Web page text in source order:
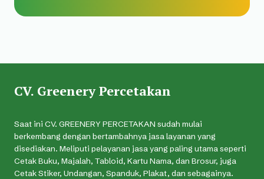
CV. Greenery Percetakan
Saat ini CV. GREENERY PERCETAKAN sudah mulai
berkembang dengan bertambahnya jasa layanan yang
disediakan. Meliputi pelayanan jasa yang paling utama seperti
Cetak Buku, Majalah, Tabloid, Kartu Nama, dan Brosur, juga
Cetak Stiker, Undangan, Spanduk, Plakat, dan sebagainya.